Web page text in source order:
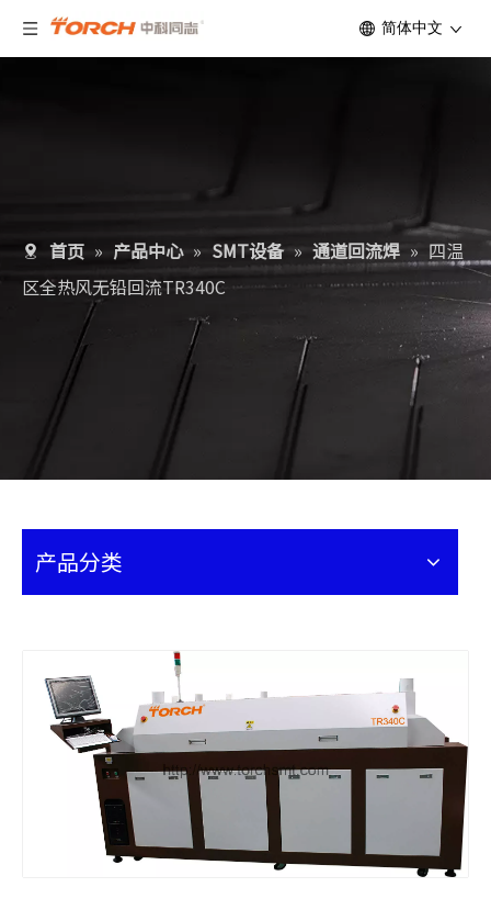
简体中文
首页 » 产品中心 » SMT设备 » 通道回流焊 » 四温
区全热风无铅回流TR340C
产品分类